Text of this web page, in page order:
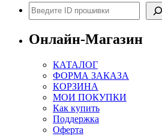
Поиск
Онлайн-Магазин
КАТАЛОГ
ФОРМА ЗАКАЗА
КОРЗИНА
МОИ ПОКУПКИ
Как купить
Поддержка
Оферта